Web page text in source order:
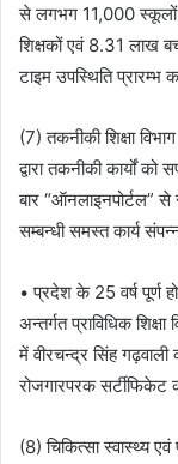
से लगभग 11,000
शिक्षकों एवं 8.31 लाख
टाइम उपस्थिति प्रारम्भ
(7) तकनीकी शिक्षा विभाग
द्वारा तकनीकी कार्यों
बार “ऑनलाइनपोर्टल” से
सम्बन्धी समस्त कार्य
• प्रदेश के 25 वर्ष पूर्ण
अन्तर्गत प्राविधिक
में वीरचन्द्र सिंह गढ़वाली
रोजगारपरक सर्टीफिकेट
(8) चिकित्सा स्वास्थ्य एवं